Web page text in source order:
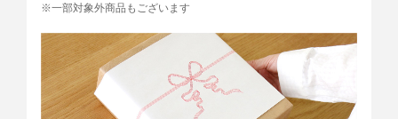
※一部対象外商品もございます